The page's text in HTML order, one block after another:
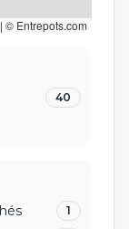
| © Entrepots.com
40
1